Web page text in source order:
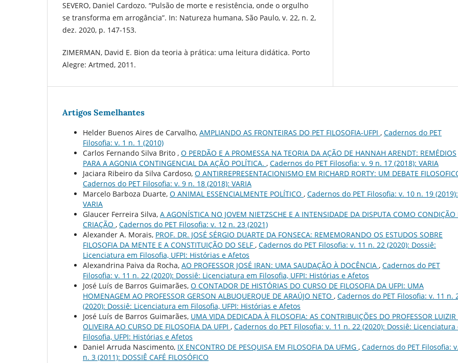
SEVERO, Daniel Cardozo. “Pulsão de morte e resistência, onde o orgulho
se transforma em arrogância”. In: Natureza humana, São Paulo, v. 22, n. 2,
dez. 2020, p. 147-153.
ZIMERMAN, David E. Bion da teoria à prática: uma leitura didática. Porto
Alegre: Artmed, 2011.
Artigos Semelhantes
Helder Buenos Aires de Carvalho, AMPLIANDO AS FRONTEIRAS DO PET FILOSOFIA-UFPI , Cadernos do PET
Filosofia: v. 1 n. 1 (2010)
Carlos Fernando Silva Brito , O PERDÃO E A PROMESSA NA TEORIA DA AÇÃO DE HANNAH ARENDT: REMÉDIOS
PARA A AGONIA CONTINGENCIAL DA AÇÃO POLÍTICA. , Cadernos do PET Filosofia: v. 9 n. 17 (2018): VARIA
Jaciara Ribeiro da Silva Cardoso, O ANTIRREPRESENTACIONISMO EM RICHARD RORTY: UM DEBATE
Cadernos do PET Filosofia: v. 9 n. 18 (2018): VARIA
Marcelo Barboza Duarte, O ANIMAL ESSENCIALMENTE POLÍTICO , Cadernos do PET Filosofia: v. 10 n. 19 (2019):
VARIA
Glaucer Ferreira Silva, A AGONÍSTICA NO JOVEM NIETZSCHE E A INTENSIDADE DA DISPUTA COMO CONDIÇÃO
CRIAÇÃO , Cadernos do PET Filosofia: v. 12 n. 23 (2021)
Alexander A. Morais, PROF. DR. JOSÉ SÉRGIO DUARTE DA FONSECA: REMEMORANDO OS ESTUDOS SOBRE
FILOSOFIA DA MENTE E A CONSTITUIÇÃO DO SELF , Cadernos do PET Filosofia: v. 11 n. 22 (2020): Dossiê:
Licenciatura em Filosofia, UFPI: Histórias e Afetos
Alexandrina Paiva da Rocha, AO PROFESSOR JOSÉ IRAN: UMA SAUDAÇÃO À DOCÊNCIA , Cadernos do PET
Filosofia: v. 11 n. 22 (2020): Dossiê: Licenciatura em Filosofia, UFPI: Histórias e Afetos
José Luís de Barros Guimarães, O CONTADOR DE HISTÓRIAS DO CURSO DE FILOSOFIA DA UFPI: UMA
HOMENAGEM AO PROFESSOR GERSON ALBUQUERQUE DE ARAÚJO NETO , Cadernos do PET Filosofia: v. 11 n.
(2020): Dossiê: Licenciatura em Filosofia, UFPI: Histórias e Afetos
José Luís de Barros Guimarães, UMA VIDA DEDICADA À FILOSOFIA: AS CONTRIBUIÇÕES DO PROFESSOR LUIZIR
OLIVEIRA AO CURSO DE FILOSOFIA DA UFPI , Cadernos do PET Filosofia: v. 11 n. 22 (2020): Dossiê: Licenciatura
Filosofia, UFPI: Histórias e Afetos
Daniel Arruda Nascimento, IX ENCONTRO DE PESQUISA EM FILOSOFIA DA UFMG , Cadernos do PET Filosofia:
n. 3 (2011): DOSSIÊ CAFÉ FILOSÓFICO